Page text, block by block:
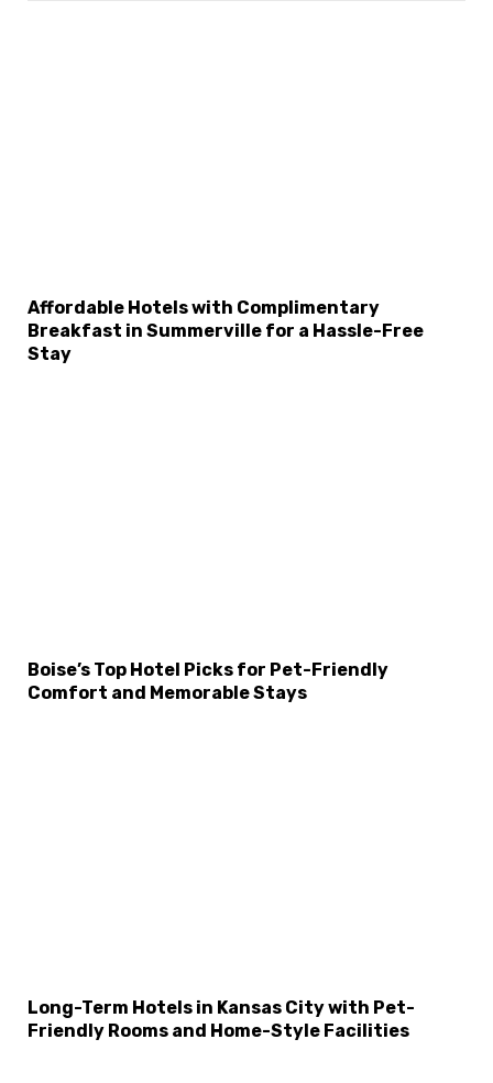
Affordable Hotels with Complimentary
Breakfast in Summerville for a Hassle-Free
Stay
Boise’s Top Hotel Picks for Pet-Friendly
Comfort and Memorable Stays
Long-Term Hotels in Kansas City with Pet-
Friendly Rooms and Home-Style Facilities